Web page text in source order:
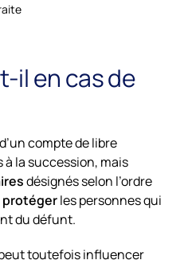
il en cas de
compte de libre
à la succession, mais
désignés selon l’ordre
protégerles personnes qui
du défunt.
toutefois influencer